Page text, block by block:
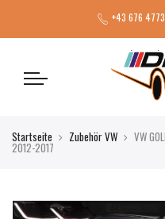
+43 676
Startseite Zubehör VW VW
2012-2017